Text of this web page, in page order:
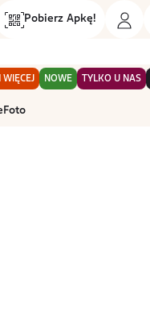
Pobierz Apkę!
WIĘCEJ NOWE TYLKO U NAS
Foto